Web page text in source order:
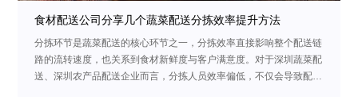
食材配送公司分享几个蔬菜配送分拣效率提升方法
分拣环节是蔬菜配送的核心环节之一，分拣效率直接影响整个配送链
路的流转速度，也关系到食材新鲜度与客户满意度。对于深圳蔬菜配
送、深圳农产品配送企业而言，分拣人员效率偏低，不仅会导致配送